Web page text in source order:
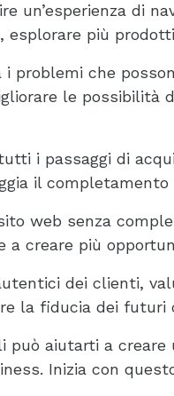
di
più
i problemi che
le possibilità
i passaggi di
il completamento
web senza
creare più
dei clienti,
la fiducia dei futuri
aiutarti a creare
Inizia con